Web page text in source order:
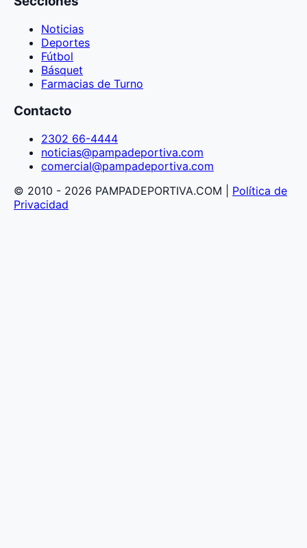
Noticias
Deportes
Fútbol
Básquet
Farmacias de Turno
Contacto
2302 66-4444
noticias@pampadeportiva.com
comercial@pampadeportiva.com
© 2010 - 2026 PAMPADEPORTIVA.COM | Política de
Privacidad